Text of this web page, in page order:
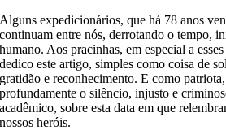
Alguns expedicionários, que há 78 anos
continuam entre nós, derrotando o tempo,
humano. Aos pracinhas, em especial a esse
dedico este artigo, simples como coisa de
gratidão e reconhecimento. E como patr
profundamenteo silêncio, injusto e
acadêmico, sobre esta data em que
nossos heróis.